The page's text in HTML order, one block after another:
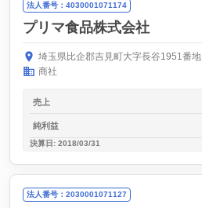
法人番号：4030001071174
プリマ食品株式会社
埼玉県比企郡吉見町大字長谷1951番地
商社
売上
純利益
決算日: 2018/03/31
法人番号：2030001071127